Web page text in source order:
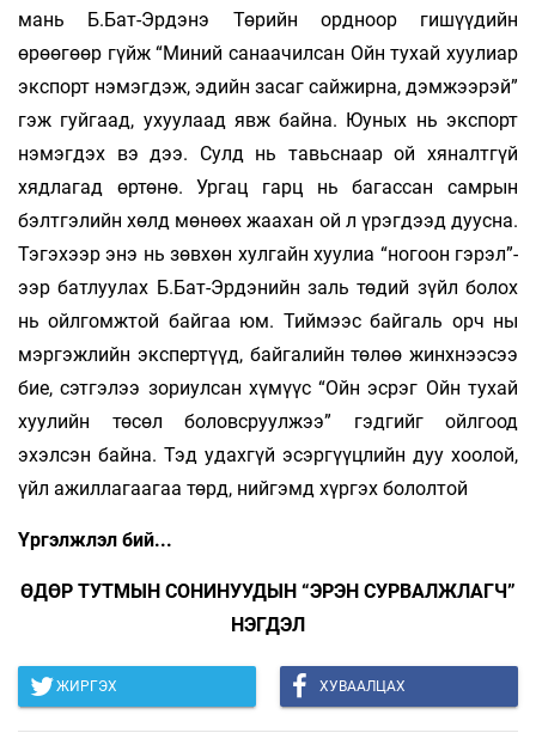
мань Б.Бат-Эрдэнэ Төрийн ордноор гишүүдийн
өрөөгөөр гүйж “Миний санаачилсан Ойн тухай хуулиар
экспорт нэмэгдэж, эдийн засаг сайжирна, дэмжээрэй”
гэж гуйгаад, ухуулаад явж байна. Юуных нь экспорт
нэмэгдэх вэ дээ. Сулд нь тавьснаар ой хяналтгүй
хядлагад өртөнө. Ургац гарц нь багассан самрын
бэлтгэлийн хөлд мөнөөх жаахан ой л үрэгдээд дуусна.
Тэгэхээр энэ нь зөвхөн хулгайн хуулиа “ногоон гэрэл”-
ээр батлуулах Б.Бат-Эрдэнийн заль төдий зүйл болох
нь ойлгомжтой байгаа юм. Тиймээс байгаль орч­ ны
мэргэжлийн экспертүүд, байгалийн төлөө жинхнээсээ
бие, сэтгэлээ зориулсан хүмүүс “Ойн эсрэг Ойн тухай
хуулийн төсөл боловсруулжээ” гэдгийг ойлгоод
эхэлсэн байна. Тэд удахгүй эсэргүүцлийн дуу хоолой,
үйл ажиллагаагаа төрд, нийгэмд хүргэх бололтой
Үргэлжлэл бий...
ӨДӨР ТУТМЫН СОНИНУУДЫН “ЭРЭН СУРВАЛЖЛАГЧ”
НЭГДЭЛ
ЖИРГЭХ ХУВААЛЦАХ